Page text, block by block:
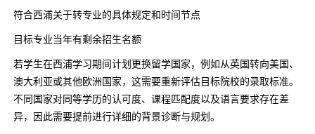
符合西浦关于转专业的具体规定和时间节点
目标专业当年有剩余招生名额
若学生在西浦学习期间计划更换留学国家，例如从英国转向美国、
澳大利亚或其他欧洲国家，这需要重新评估目标院校的录取标准。
不同国家对同等学历的认可度、课程匹配度以及语言要求存在差
异，因此需要提前进行详细的背景诊断与规划。